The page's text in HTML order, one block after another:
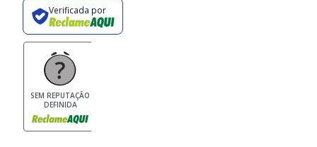
Verificada por
SEM REPUTAÇÃO
DEFINIDA